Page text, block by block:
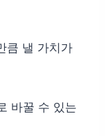
큼 낼 가치가
바꿀 수 있는